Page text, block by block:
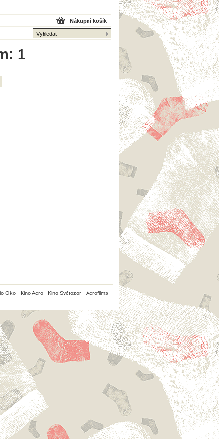
Nákupní košík
1
Oko Kino Aero Kino Světozor Aerofilms